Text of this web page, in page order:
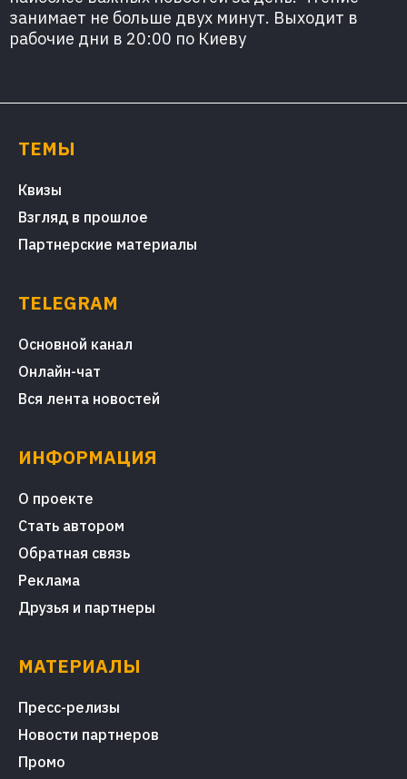
занимает не больше двух минут. Выходит в
рабочие дни в 20:00 по Киеву
ТЕМЫ
Квизы
Взгляд в прошлое
Партнерские материалы
TELEGRAM
Основной канал
Онлайн-чат
Вся лента новостей
ИНФОРМАЦИЯ
О проекте
Стать автором
Обратная связь
Реклама
Друзья и партнеры
МАТЕРИАЛЫ
Пресс-релизы
Новости партнеров
Промо